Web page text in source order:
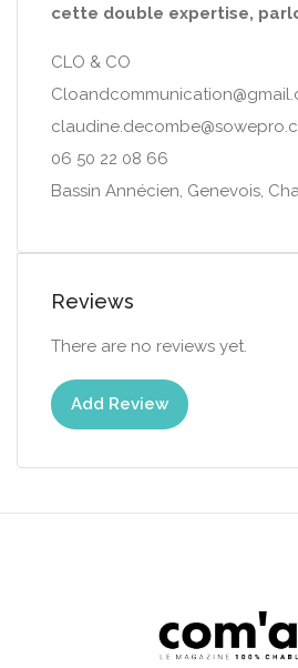
cette double expertise,
CLO & CO
06 50 22 08 66
Bassin Annécien, Genevois,
Reviews
There are no reviews yet.
Add Review